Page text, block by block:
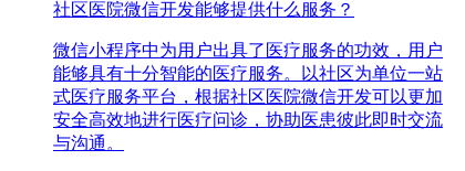
社区医院微信开发能够提供什么服务？
微信小程序中为用户出具了医疗服务的功效，用户
能够具有十分智能的医疗服务。以社区为单位一站
式医疗服务平台，根据社区医院微信开发可以更加
安全高效地进行医疗问诊，协助医患彼此即时交流
与沟通。